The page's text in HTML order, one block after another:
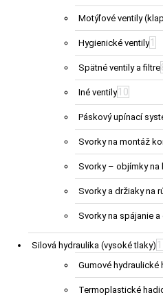
Motýľové ventily
Hygienické ventily 1
Spätné ventily a filtre
Iné ventily 10
Páskový upínací
Svorky na montáž
Svorky – objímky na
Svorky a držiaky na
Svorky na spájanie
Silová hydraulika (vysoké tlaky)
Gumové hydraulické
Termoplastické